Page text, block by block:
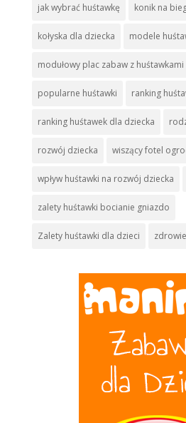
jak wybrać huśtawkę konik na
kołyska dla dziecka modele
modułowy plac zabaw z huśtawkami
popularne huśtawki ranking
ranking huśtawek dla dziecka
rozwój dziecka wiszący fotel
wpływ huśtawki na rozwój dziecka
zalety huśtawki bocianie gniazdo
Zalety huśtawki dla dzieci